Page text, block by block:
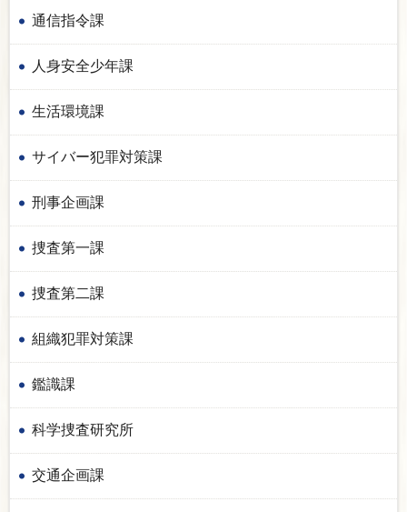
通信指令課
人身安全少年課
生活環境課
サイバー犯罪対策課
刑事企画課
捜査第一課
捜査第二課
組織犯罪対策課
鑑識課
科学捜査研究所
交通企画課